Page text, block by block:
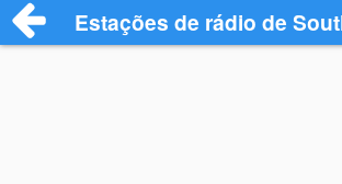
Estações de rádio de